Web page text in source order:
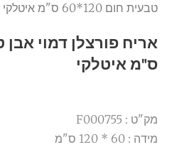
טבעית חום 120*60 ס"מ איטלקי
ס"מ איטלקי
מק"ט : F000755
מידה : 60 * 120 ס"מ